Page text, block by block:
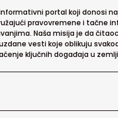
portal koji donosi
pravovremene i tačne
Naša misija je da
vesti koje oblikuju
ključnih događaja u